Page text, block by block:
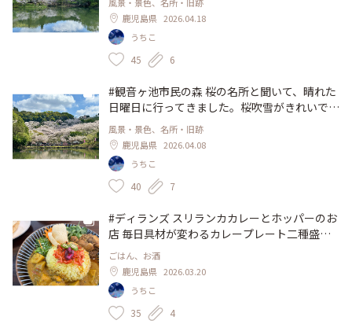
かったです♪ 敷地内にはかわいい山羊やカモ
がいました✨️ 散策途中、野生のイノシシ（う
り坊）も出てきてビックリ(ﾟДﾟ) 桜の季節以外
も来てみたくなる自然豊で奇麗な場所でした✨️
じゅう
風景・景色、名所・旧跡
鹿児島県 2026.04.18
うちこ
45 6
#観音ヶ池市民の森 桜の名所と聞いて、晴れた
日曜日に行ってきました。桜吹雪がきれいでし
た✨️ 展望台から見る千本桜は圧巻です。 #鹿児
島 #いちき串木野市 #桜 #花見 #観音ヶ池
風景・景色、名所・旧跡
鹿児島県 2026.04.08
うちこ
40 7
#ディランズ スリランカカレーとホッパーのお
店 毎日具材が変わるカレープレート二種盛に
しました。この日はチキンカレーと里芋のカレ
ー 程よい辛さで美味しい♪ ホッパーは初めて
食べました。パリパリ・モチモチの食感が面白
く、米粉とココナツの甘い香りがしました。カ
レーを付けて食べますが、そのままでも美味し
ごはん、お酒
鹿児島県 2026.03.20
うちこ
35 4